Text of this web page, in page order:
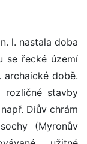
l. nastala doba
se řecké území
době.
rozličné stavby
Diův chrám
(Myronův